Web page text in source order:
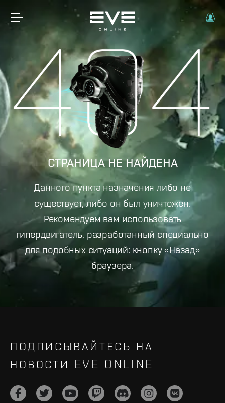
СТРАНИЦА НЕ НАЙДЕНА
Данного пункта назначения либо не
существует, либо он был уничтожен.
Рекомендуем вам использовать
гипердвигатель, разработанный специально
для подобных ситуаций: кнопку «Назад»
браузера.
ПОДПИСЫВАЙТЕСЬ НА
НОВОСТИ EVE ONLINE